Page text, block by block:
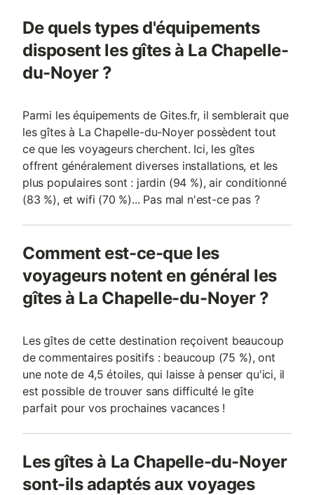
De quels types d'équipements
disposent les gîtes à La Chapelle-
du-Noyer ?
Parmi les équipements de Gites.fr, il semblerait que
les gîtes à La Chapelle-du-Noyer possèdent tout
ce que les voyageurs cherchent. Ici, les gîtes
offrent généralement diverses installations, et les
plus populaires sont : jardin (94 %), air conditionné
(83 %), et wifi (70 %)... Pas mal n'est-ce pas ?
Comment est-ce-que les
voyageurs notent en général les
gîtes à La Chapelle-du-Noyer ?
Les gîtes de cette destination reçoivent beaucoup
de commentaires positifs : beaucoup (75 %), ont
une note de 4,5 étoiles, qui laisse à penser qu'ici, il
est possible de trouver sans difficulté le gîte
parfait pour vos prochaines vacances !
Les gîtes à La Chapelle-du-Noyer
sont-ils adaptés aux voyages